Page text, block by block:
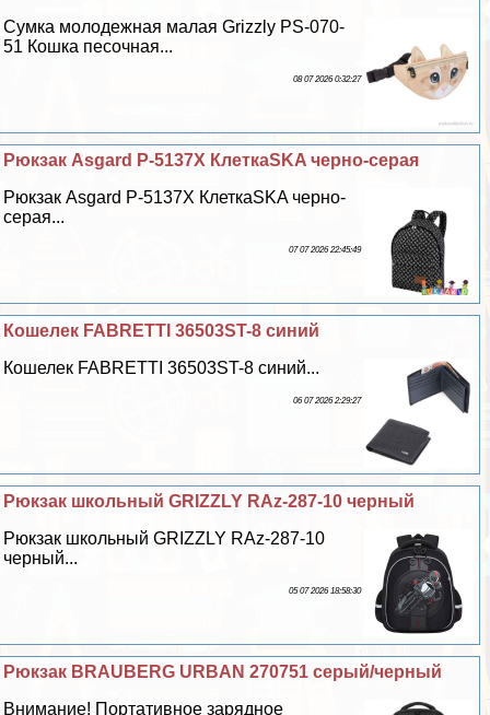
Сумка молодежная малая Grizzly PS-070-
51 Кошка песочная...
08 07 2026 0:32:27
Рюкзак Asgard Р-5137Х КлеткаSKA черно-серая
Рюкзак Asgard Р-5137Х КлеткаSKA черно-
серая...
07 07 2026 22:45:49
Кошелек FABRETTI 36503ST-8 синий
Кошелек FABRETTI 36503ST-8 синий...
06 07 2026 2:29:27
Рюкзак школьный GRIZZLY RAz-287-10 черный
Рюкзак школьный GRIZZLY RAz-287-10
черный...
05 07 2026 18:58:30
Рюкзак BRAUBERG URBAN 270751 серый/черный
Внимание! Портативное зарядное